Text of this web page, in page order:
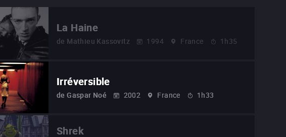
La Haine
de Mathieu Kassovitz 1994 France 1h35
Irréversible
de Gaspar Noé 2002 France 1h33
Shrek